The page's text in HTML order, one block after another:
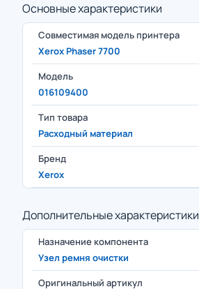
Основные характеристики
Совместимая модель принтера
Xerox Phaser 7700
Модель
016109400
Тип товара
Расходный материал
Бренд
Xerox
Дополнительные характеристики
Назначение компонента
Узел ремня очистки
Оригинальный артикул